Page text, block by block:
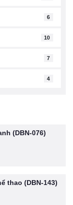
6
10
7
4
(DBN-076)
thao (DBN-143)